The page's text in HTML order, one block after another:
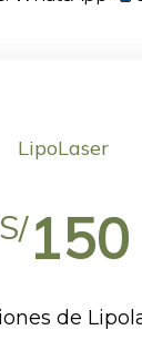
LipoLaser
S/150
de